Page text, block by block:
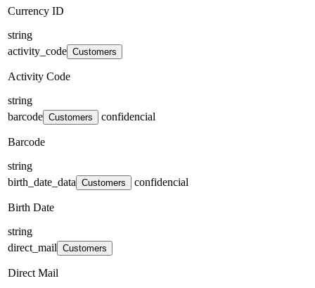
Currency ID
string
activity_code Customers
Activity Code
string
barcode Customers confidencial
Barcode
string
birth_date_data Customers confidencial
Birth Date
string
direct_mail Customers
Direct Mail